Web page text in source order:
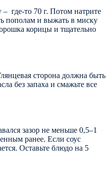
где-то 70 г. Потом натрите
пополам и выжать в миску
корицы и тщательно
сторона должна быть
без запаха и смажьте все
зазор не меньше 0,5–1
ранее. Если соус
Оставьте блюдо на 5